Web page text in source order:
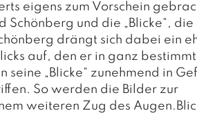
eigens zum Vorschein
Schönberg und die „Blicke“,
drängt sich dabei ein
auf, den er in ganz
seine „Blicke“ zunehmend in
So werden die Bilder zur
weiteren Zug des